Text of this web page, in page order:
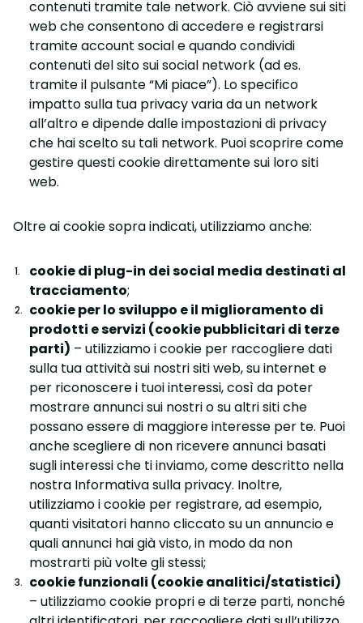
contenuti tramite tale network. Ciò avviene sui siti
web che consentono di accedere e registrarsi
tramite account social e quando condividi
contenuti del sito sui social network (ad es.
tramite il pulsante “Mi piace”). Lo specifico
impatto sulla tua privacy varia da un network
all’altro e dipende dalle impostazioni di privacy
che hai scelto su tali network. Puoi scoprire come
gestire questi cookie direttamente sui loro siti
web.
Oltre ai cookie sopra indicati, utilizziamo anche:
cookie di plug-in dei social media destinati al
tracciamento;
cookie per lo sviluppo e il miglioramento di
prodotti e servizi (cookie pubblicitari di terze
parti) – utilizziamo i cookie per raccogliere dati
sulla tua attività sui nostri siti web, su internet e
per riconoscere i tuoi interessi, così da poter
mostrare annunci sui nostri o su altri siti che
possano essere di maggiore interesse per te. Puoi
anche scegliere di non ricevere annunci basati
sugli interessi che ti inviamo, come descritto nella
nostra Informativa sulla privacy. Inoltre,
utilizziamo i cookie per registrare, ad esempio,
quanti visitatori hanno cliccato su un annuncio e
quali annunci hai già visto, in modo da non
mostrarti più volte gli stessi;
cookie funzionali (cookie analitici/statistici)
– utilizziamo cookie propri e di terze parti, nonché